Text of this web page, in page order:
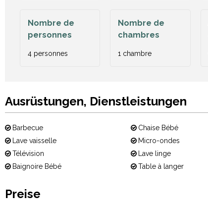
Nombre de
personnes
4 personnes
Nombre de
chambres
1 chambre
Ausrüstungen, Dienstleistungen
Barbecue Chaise Bébé
Lave vaisselle
Micro-ondes
Télévision
Lave linge
Baignoire Bébé
Table à langer
Preise